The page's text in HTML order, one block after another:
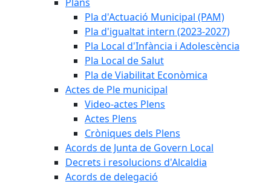
Pla d'Actuació Municipal (PAM)
Pla d'igualtat intern (2023-2027)
Pla Local d'Infància i Adolescència
Pla Local de Salut
Pla de Viabilitat Econòmica
Actes de Ple municipal
Video-actes Plens
Actes Plens
Cròniques dels Plens
Acords de Junta de Govern Local
Decrets i resolucions d'Alcaldia
Acords de delegació